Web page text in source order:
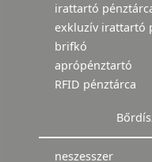
irattartó
exkluzív irattartó
brifkó
aprópénztartó
RFID pénztárca
neszesszer